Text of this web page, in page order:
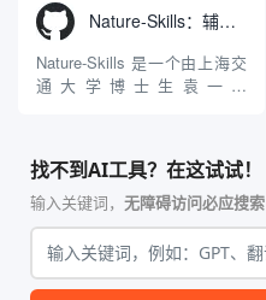
Windows 平台。当用户使用桌
面版 Gemini 客户端或
Antigravity IDE ...
Nature-Skills：辅助撰写学术论文和绘制科研图表的智能体插件
Nature-Skills 是一个由上海交
通大学博士生袁一哲
Nature、Science、Cell 等）
的论文撰写与发表流程设计。
该工具集以智能体插...
找不到AI工具？在这试试！
输入关键词， 无障碍访问必应搜索